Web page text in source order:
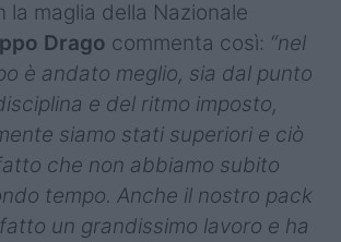
la maglia della Nazionale
Drago commenta così: “nel
è andato meglio, sia dal punto
e del ritmo imposto,
siamo stati superiori e ciò
che non abbiamo subito
tempo. Anche il nostro pack
un grandissimo lavoro e ha